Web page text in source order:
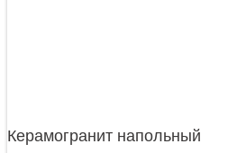
Керамогранит напольный